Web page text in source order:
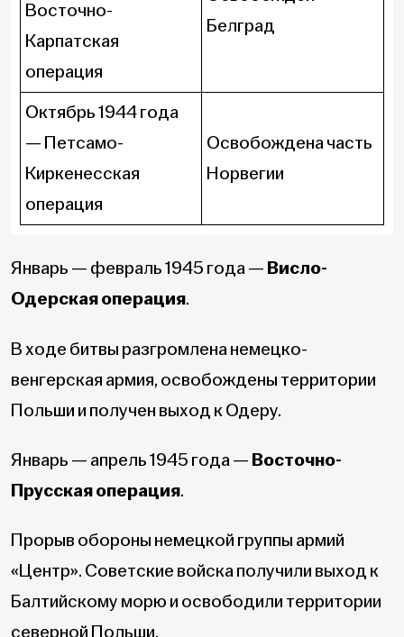
Восточно-
Карпатская
операция
Белград
Октябрь 1944 года
— Петсамо-
Киркенесская
операция
Освобождена часть
Норвегии
Январь — февраль 1945 года — Висло-
Одерская операция.
В ходе битвы разгромлена немецко-
венгерская армия, освобождены территории
Польши и получен выход к Одеру.
Январь — апрель 1945 года — Восточно-
Прусская операция.
Прорыв обороны немецкой группы армий
«Центр». Советские войска получили выход к
Балтийскому морю и освободили территории
северной Польши.